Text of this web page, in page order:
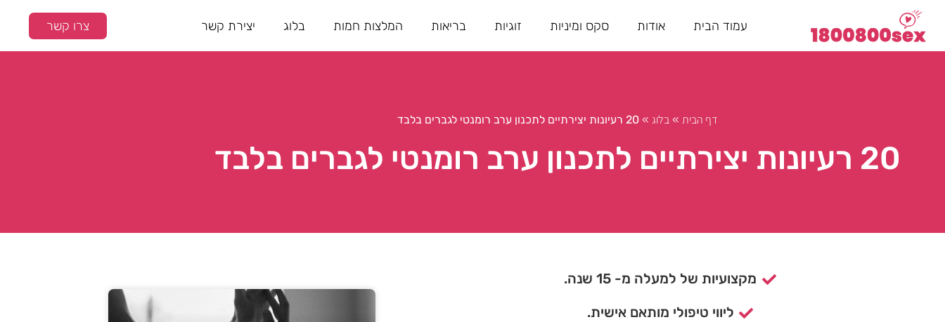
עמוד הבית אודות סקס ומיניות זוגיות בריאות המלצות חמות בלוג יצירת קשר צרו קשר
דף הבית » בלוג » 20 רעיונות יצירתיים לתכנון ערב רומנטי לגברים בלבד
20 רעיונות יצירתיים לתכנון ערב רומנטי לגברים בלבד
מקצועיות של למעלה מ- 15 שנה.
ליווי טיפולי מותאם אישית.